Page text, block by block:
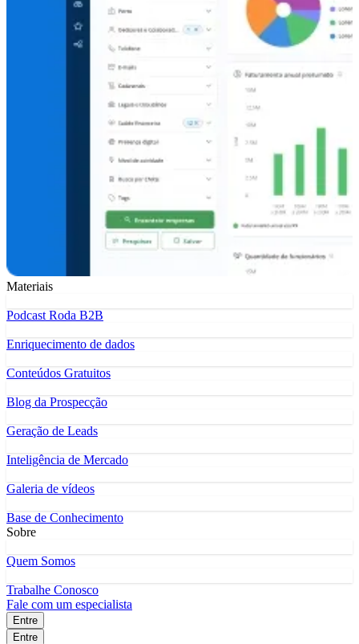
Materiais
Podcast Roda B2B
Enriquecimento de dados
Conteúdos Gratuitos
Blog da Prospecção
Geração de Leads
Inteligência de Mercado
Galeria de vídeos
Base de Conhecimento
Sobre
Quem Somos
Trabalhe Conosco
Fale com um especialista
Entre
Entre